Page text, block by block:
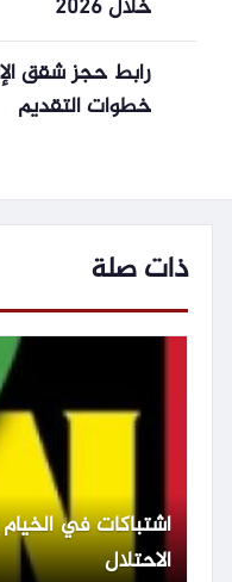
خلال 2026
خطوات التقديم
ذات صلة
اشتباكات في
الاحتلال